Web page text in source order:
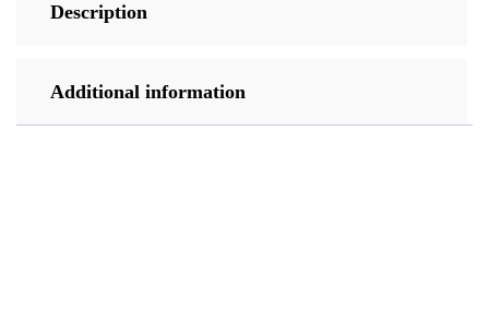
Description
Additional information